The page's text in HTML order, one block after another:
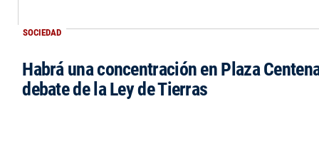
SOCIEDAD
Habrá una concentración en Plaza
debate de la Ley de Tierras